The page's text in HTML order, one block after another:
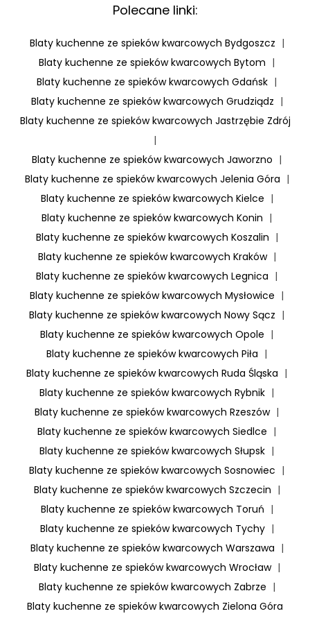
Polecane linki:
Blaty kuchenne ze spieków kwarcowych Bydgoszcz |
Blaty kuchenne ze spieków kwarcowych Bytom |
Blaty kuchenne ze spieków kwarcowych Gdańsk |
Blaty kuchenne ze spieków kwarcowych Grudziądz |
Blaty kuchenne ze spieków kwarcowych Jastrzębie Zdrój
|
Blaty kuchenne ze spieków kwarcowych Jaworzno |
Blaty kuchenne ze spieków kwarcowych Jelenia Góra |
Blaty kuchenne ze spieków kwarcowych Kielce |
Blaty kuchenne ze spieków kwarcowych Konin |
Blaty kuchenne ze spieków kwarcowych Koszalin |
Blaty kuchenne ze spieków kwarcowych Kraków |
Blaty kuchenne ze spieków kwarcowych Legnica |
Blaty kuchenne ze spieków kwarcowych Mysłowice |
Blaty kuchenne ze spieków kwarcowych Nowy Sącz |
Blaty kuchenne ze spieków kwarcowych Opole |
Blaty kuchenne ze spieków kwarcowych Piła |
Blaty kuchenne ze spieków kwarcowych Ruda Śląska |
Blaty kuchenne ze spieków kwarcowych Rybnik |
Blaty kuchenne ze spieków kwarcowych Rzeszów |
Blaty kuchenne ze spieków kwarcowych Siedlce |
Blaty kuchenne ze spieków kwarcowych Słupsk |
Blaty kuchenne ze spieków kwarcowych Sosnowiec |
Blaty kuchenne ze spieków kwarcowych Szczecin |
Blaty kuchenne ze spieków kwarcowych Toruń |
Blaty kuchenne ze spieków kwarcowych Tychy |
Blaty kuchenne ze spieków kwarcowych Warszawa |
Blaty kuchenne ze spieków kwarcowych Wrocław |
Blaty kuchenne ze spieków kwarcowych Zabrze |
Blaty kuchenne ze spieków kwarcowych Zielona Góra